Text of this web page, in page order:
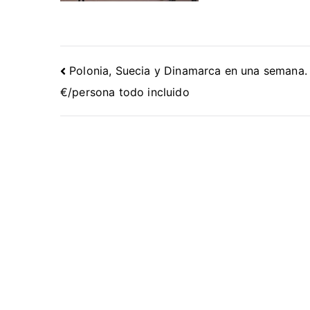
Navegación
de
entradas
Polonia, Suecia y Dinamarca en una
€/persona todo incluido